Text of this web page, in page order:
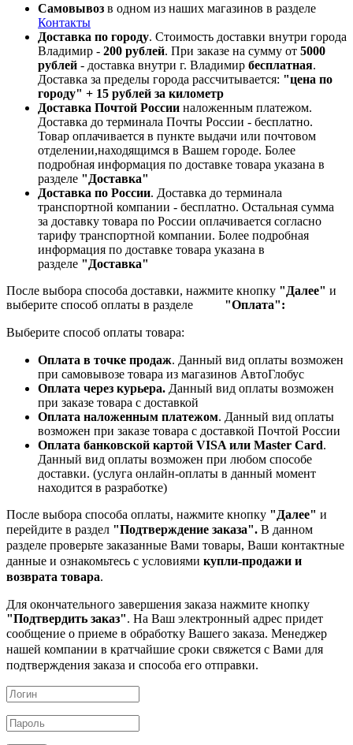
Самовывоз в одном из наших магазинов в разделе
Контакты
Доставка по городу. Стоимость доставки внутри города
Владимир - 200 рублей. При заказе на сумму от 5000
рублей - доставка внутри г. Владимир бесплатная.
Доставка за пределы города рассчитывается: "цена по
городу" + 15 рублей за километр
Доставка Почтой России наложенным платежом.
Доставка до терминала Почты России - бесплатно.
Товар оплачивается в пункте выдачи или почтовом
отделении,находящимся в Вашем городе. Более
подробная информация по доставке товара указана в
разделе "Доставка"
Доставка по России. Доставка до терминала
транспортной компании - бесплатно. Остальная сумма
за доставку товара по России оплачивается согласно
тарифу транспортной компании. Более подробная
информация по доставке товара указана в
разделе "Доставка"
После выбора способа доставки, нажмите кнопку "Далее" и
выберите способ оплаты в разделе "Оплата":
Выберите способ оплаты товара:
Оплата в точке продаж. Данный вид оплаты возможен
при самовывозе товара из магазинов АвтоГлобус
Оплата через курьера. Данный вид оплаты возможен
при заказе товара с доставкой
Оплата наложенным платежом. Данный вид оплаты
возможен при заказе товара с доставкой Почтой России
Оплата банковской картой VISA или Master Card.
Данный вид оплаты возможен при любом способе
доставки. (услуга онлайн-оплаты в данный момент
находится в разработке)
После выбора способа оплаты, нажмите кнопку "Далее" и
перейдите в раздел "Подтверждение заказа". В данном
разделе проверьте заказанные Вами товары, Ваши контактные
данные и ознакомьтесь с условиями купли-продажи и
возврата товара.
Для окончательного завершения заказа нажмите кнопку
"Подтвердить заказ". На Ваш электронный адрес придет
сообщение о приеме в обработку Вашего заказа. Менеджер
нашей компании в кратчайшие сроки свяжется с Вами для
подтверждения заказа и способа его отправки.